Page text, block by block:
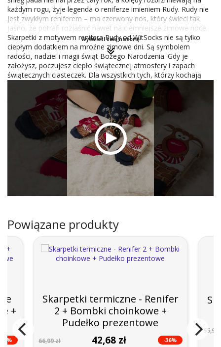
każdym rogu, żyje legenda o reniferze imieniem Rudy. Rudy nie
jest zwykłym reniferem – ma czerwony nos, który świeci tak
jasno, że potrafi rozjaśnić nawet najciemniejsze zimowe noce.
Skarpetki z motywem renifera Rudy od WitSocks nie są tylko
ciepłym dodatkiem na mroźne zimowe dni. Są symbolem
radości, nadziei i magii świąt Bożego Narodzenia. Gdy je
założysz, poczujesz ciepło świątecznej atmosfery i zapach
świątecznych ciasteczek. Dla wszystkich tych, którzy kochają
Boże Narodzenie i chcą mieć kawałek tej magii przy sobie przez
cały rok, te skarpetki są idealnym prezentem. Niezależnie od
tego, czy jesteś w domu przy kominku, na jarmarku
bożonarodzeniowym, czy spacerujesz po zaśnieżonym lesie, z
Rudym na nogach zawsze będziesz mieć przy sobie odrobinę
świątecznej magii.
Wyświetl całą historię
Powiązane produkty
Skarpetki termiczne - Renifer
2 + Bombki choinkowe +
Pudełko prezentowe
66,99 zł 42,68 zł -36%
55,99
+